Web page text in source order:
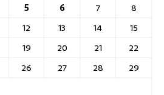
5 6 7
8
12 13 14
15
19 20 21
22
26 27 28
29